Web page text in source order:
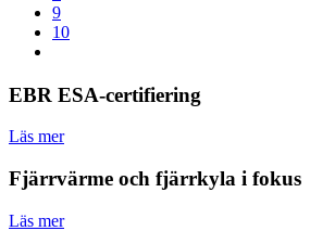
9
10
EBR ESA-certifiering
Läs mer
Fjärrvärme och fjärrkyla i fokus
Läs mer